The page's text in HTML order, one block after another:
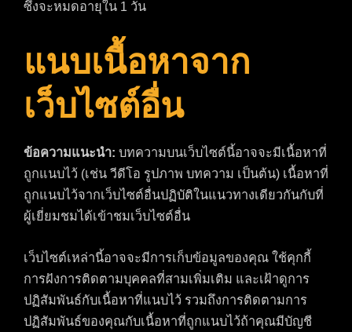
ซึ่งจะหมดอายุใน 1 วัน
แนบเนื้อหาจาก
เว็บไซต์อื่น
ข้อความแนะนำ: บทความบนเว็บไซต์นี้อาจจะมีเนื้อหาที่
ถูกแนบไว้ (เช่น วีดีโอ รูปภาพ บทความ เป็นต้น) เนื้อหาที่
ถูกแนบไว้จากเว็บไซต์อื่นปฏิบัติในแนวทางเดียวกันกับที่
ผู้เยี่ยมชมได้เข้าชมเว็บไซต์อื่น
เว็บไซต์เหล่านี้อาจจะมีการเก็บข้อมูลของคุณ ใช้คุกกี้
การฝังการติดตามบุคคลที่สามเพิ่มเติม และเฝ้าดูการ
ปฏิสัมพันธ์กับเนื้อหาที่แนบไว้ รวมถึงการติดตามการ
ปฏิสัมพันธ์ของคุณกับเนื้อหาที่ถูกแนบไว้ถ้าคุณมีบัญชี